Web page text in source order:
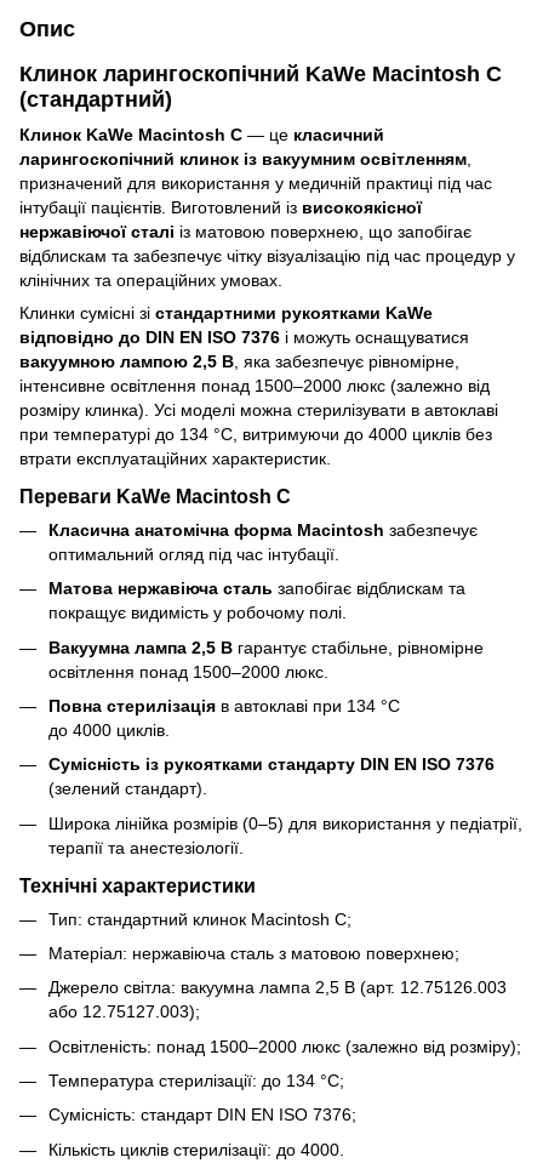
Опис
Клинок ларингоскопічний KaWe Macintosh C
(стандартний)
Клинок KaWe Macintosh C — це класичний
ларингоскопічний клинок із вакуумним освітленням
призначений для використання у медичній практиці під час
інтубації пацієнтів. Виготовлений із високоякісної
нержавіючої сталі із матовою поверхнею, що запобігає
відблискам та забезпечує чітку візуалізацію під час процедур у
клінічних та операційних умовах.
Клинки сумісні зі стандартними рукоятками KaWe
відповідно до DIN EN ISO 7376 і можуть оснащуватися
вакуумною лампою 2,5 В , яка забезпечує рівномірне,
інтенсивне освітлення понад 1500–2000 люкс (залежно від
розміру клинка). Усі моделі можна стерилізувати в автоклаві
при температурі до 134 °C, витримуючи до 4000 циклів без
втрати експлуатаційних характеристик.
Переваги KaWe Macintosh C
Класична анатомічна форма Macintosh забезпечує
оптимальний огляд під час інтубації.
Матова нержавіюча сталь запобігає відблискам та
покращує видимість у робочому полі.
Вакуумна лампа 2,5 В гарантує стабільне, рівномірне
освітлення понад 1500–2000 люкс.
Повна стерилізація в автоклаві при 134 °C
до 4000 циклів.
Сумісність із рукоятками стандарту DIN EN ISO 7376
(зелений стандарт).
Широка лінійка розмірів (0–5) для використання у педіатрії,
терапії та анестезіології.
Технічні характеристики
Тип: стандартний клинок Macintosh C;
Матеріал: нержавіюча сталь з матовою поверхнею;
Джерело світла: вакуумна лампа 2,5 В (арт. 12.75126.003
або 12.75127.003);
Освітленість: понад 1500–2000 люкс (залежно від розміру);
Температура стерилізації: до 134 °C;
Сумісність: стандарт DIN EN ISO 7376;
Кількість циклів стерилізації: до 4000.